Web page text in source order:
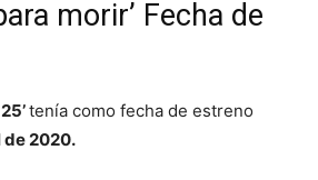
morir’ Fecha de
tenía como fecha de estreno
de 2020.